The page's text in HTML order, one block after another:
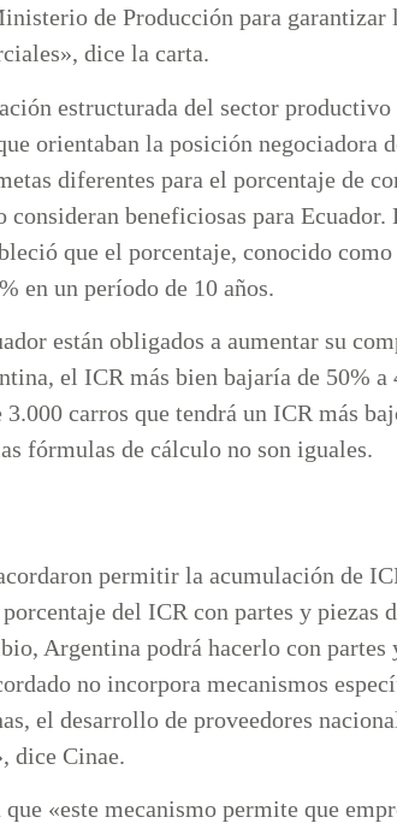
de Producción para garantizar
dice la carta.
estructurada del sector
orientaban la posición negociadora
diferentes para el porcentaje de
beneficiosas para Ecuador.
que el porcentaje, conocido
en un período de 10 años.
están obligados a aumentar su
el ICR más bien bajaría de 50%
carros que tendrá un ICR más
fórmulas de cálculo no son iguales.
permitir la acumulación de
del ICR con partes y piezas
Argentina podrá hacerlo con partes
no incorpora mecanismos
el desarrollo de proveedores
dice Cinae.
«este mecanismo permite que